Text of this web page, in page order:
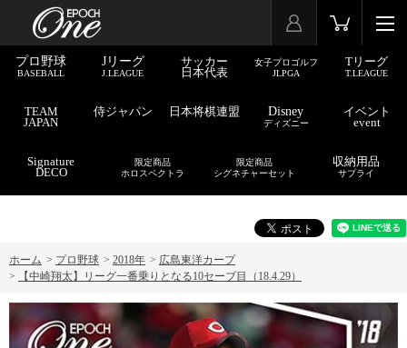
プロ野球
BASEBALL
Jリーグ
J.LEAGUE
サッカー
日本代表
女子プロゴルフ
JLPGA
Tリーグ
T.LEAGUE
TEAM
JAPAN
侍ジャパン 日本将棋連盟 Disney
ディズニー
イベント
event
Signature
DECO
限定商品
ホロスペクトラ
限定商品
シグネチャーセット
収納用品
サプライ
ホーム > プロ野球 > 2018年 > 広島東洋カープ
>
【中崎翔太】リーグ一番乗りとなる10セーブ目（18.4.29）